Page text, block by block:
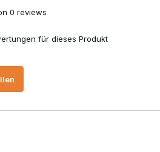
0 reviews
für dieses Produkt